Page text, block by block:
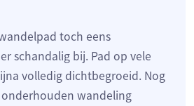
toch eens
schandalig bij. Pad op vele
volledig dichtbegroeid. Nog
wandeling